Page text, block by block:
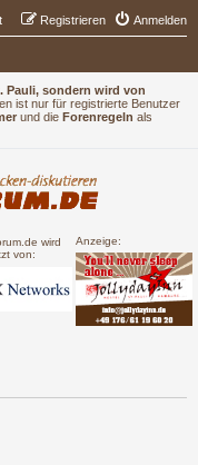
Pauli, sondern wird von
ist nur für registrierte Benutzer
und die Forenregeln als
wird
von:
Anzeige:
Anmelden
Registrieren